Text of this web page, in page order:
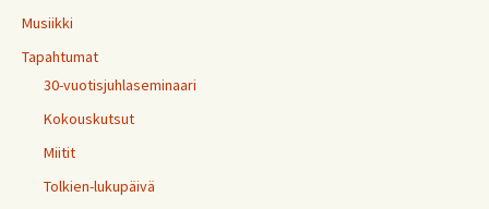
Musiikki
Tapahtumat
30-vuotisjuhlaseminaari
Kokouskutsut
Miitit
Tolkien-lukupäivä